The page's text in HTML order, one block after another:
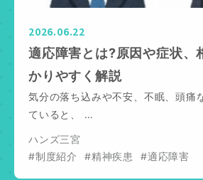
2026.06.22
適応障害とは?原因や症状、
かりやすく解説
気分の落ち込みや不安、不眠、頭痛
ていると、 …
ハンズ三宮
#制度紹介
#精神疾患 #適応障害